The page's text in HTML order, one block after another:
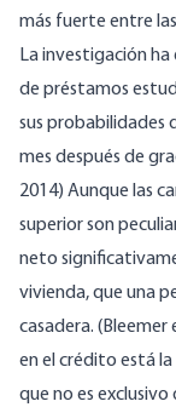
más fuerte entre
La investigación
de préstamos
sus probabilidades
mes después de
2014) Aunque las
superior son
neto
vivienda, que una
casadera. (Bleemer
en el crédito está
que no es exclusivo